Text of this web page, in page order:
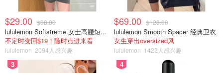
$29.00 $88.00
lululemon Softstreme 女士高腰短裤 10cm
不定时变回$19！随时点进来看
lululemon 2094人感兴趣
$69.00 $128.00
lululemon Smooth Spacer 经典卫衣
女生穿出oversized风
lululemon 1422人感兴趣
3 4